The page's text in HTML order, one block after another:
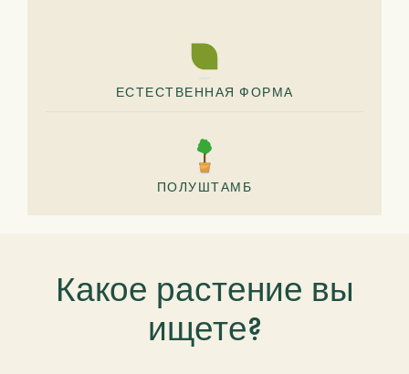
ЕСТЕСТВЕННАЯ ФОРМА
ПОЛУШТАМБ
Какое растение вы
ищете?